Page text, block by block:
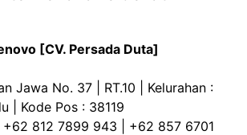
[CV. Persada Duta]
Jawa No. 37 | RT.10 | Kelurahan :
| Kode Pos : 38119
+62 812 7899 943 | +62 857 6701